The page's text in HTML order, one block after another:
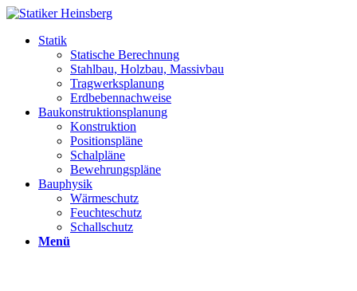
Statik
Statische Berechnung
Stahlbau, Holzbau, Massivbau
Tragwerksplanung
Erdbebennachweise
Baukonstruktionsplanung
Konstruktion
Positionspläne
Schalpläne
Bewehrungspläne
Bauphysik
Wärmeschutz
Feuchteschutz
Schallschutz
Menü